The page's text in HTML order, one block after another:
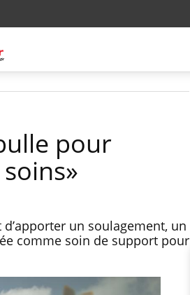
pour
un soulagement, un
comme soin de support pour